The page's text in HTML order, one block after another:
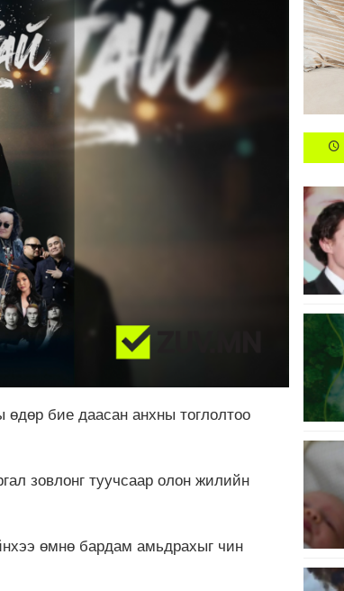
бие даасан анхны тоглолтоо
зовлонг туучсаар олон жилийн
өмнө бардам амьдрахыг чин